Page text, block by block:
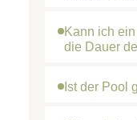
Kann ich
die Dauer
Ist der Pool